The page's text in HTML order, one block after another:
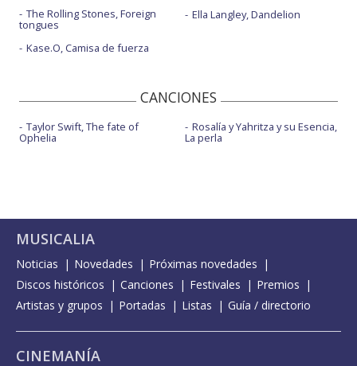
The Rolling Stones, Foreign
tongues
Kase.O, Camisa de fuerza
Ella Langley, Dandelion
CANCIONES
Taylor Swift, The fate of
Ophelia
Rosalía y Yahritza y su Esencia,
La perla
MUSICALIA
Noticias Novedades
Próximas novedades
Discos históricos
Canciones Festivales
Premios
Artistas y grupos
Portadas Listas Guía / directorio
CINEMANÍA